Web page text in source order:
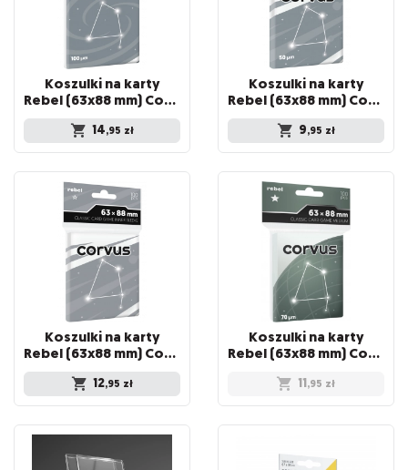
Koszulki na karty
Rebel (63x88 mm) Corvus Premium, 100 sztuk
14,95 zł
Koszulki na karty
Rebel (63x88 mm) Corvus Light, 100 sztuk
9,95 zł
Koszulki na karty
Rebel (63x88 mm) Corvus Inner Sleeve Light, 100 sztuk
12,95 zł
Koszulki na karty
Rebel (63x88 mm) Corvus Medium, 100 sztuk
11,95 zł